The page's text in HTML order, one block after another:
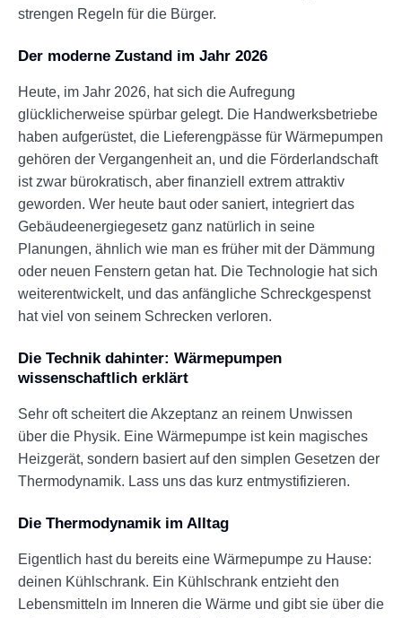
strengen Regeln für die Bürger.
Der moderne Zustand im Jahr 2026
Heute, im Jahr 2026, hat sich die Aufregung
glücklicherweise spürbar gelegt. Die Handwerksbetriebe
haben aufgerüstet, die Lieferengpässe für Wärmepumpen
gehören der Vergangenheit an, und die Förderlandschaft
ist zwar bürokratisch, aber finanziell extrem attraktiv
geworden. Wer heute baut oder saniert, integriert das
Gebäudeenergiegesetz ganz natürlich in seine
Planungen, ähnlich wie man es früher mit der Dämmung
oder neuen Fenstern getan hat. Die Technologie hat sich
weiterentwickelt, und das anfängliche Schreckgespenst
hat viel von seinem Schrecken verloren.
Die Technik dahinter: Wärmepumpen
wissenschaftlich erklärt
Sehr oft scheitert die Akzeptanz an reinem Unwissen
über die Physik. Eine Wärmepumpe ist kein magisches
Heizgerät, sondern basiert auf den simplen Gesetzen der
Thermodynamik. Lass uns das kurz entmystifizieren.
Die Thermodynamik im Alltag
Eigentlich hast du bereits eine Wärmepumpe zu Hause:
deinen Kühlschrank. Ein Kühlschrank entzieht den
Lebensmitteln im Inneren die Wärme und gibt sie über die